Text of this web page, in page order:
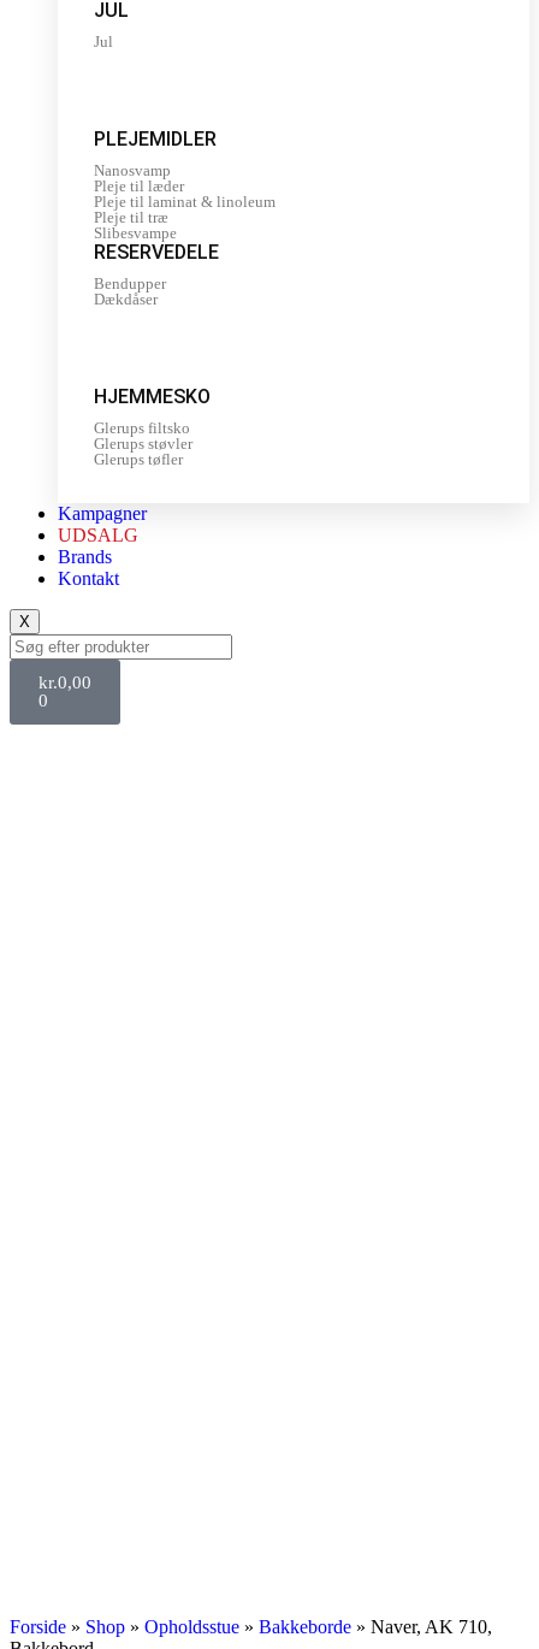
JUL
Jul
PLEJEMIDLER
Nanosvamp
Pleje til læder
Pleje til laminat & linoleum
Pleje til træ
Slibesvampe
RESERVEDELE
Bendupper
Dækdåser
HJEMMESKO
Glerups filtsko
Glerups støvler
Glerups tøfler
Kampagner
UDSALG
Brands
Kontakt
X
kr.0,00
0
Forside » Shop » Opholdsstue » Bakkeborde » Naver, AK 710,